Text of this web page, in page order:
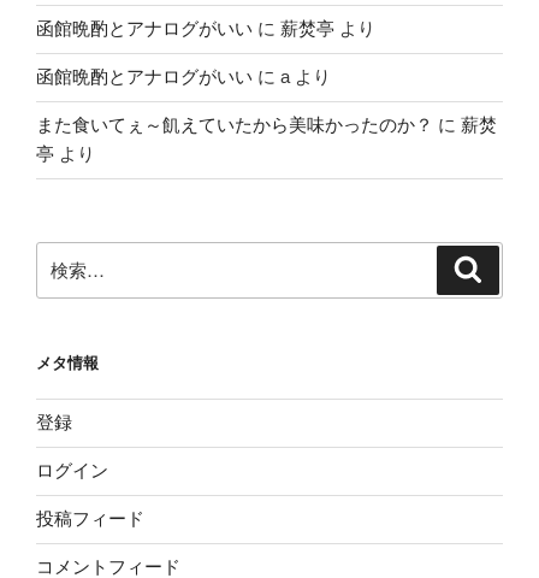
函館晩酌とアナログがいい に 薪焚亭 より
函館晩酌とアナログがいい に a より
また食いてぇ～飢えていたから美味かったのか？ に 薪焚
亭 より
索:
メタ情報
登録
ログイン
投稿フィード
コメントフィード